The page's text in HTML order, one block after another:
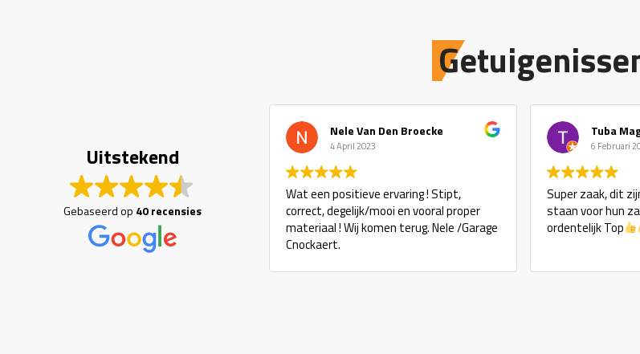
Uitstekend
Gebaseerd op 40 recensies
Nele Van Den Broecke
4 April 2023
Wat een positieve ervaring ! Stipt,
correct, degelijk/mooi en vooral proper
materiaal ! Wij komen terug. Nele /Garage
Cnockaert.
Tuba
6 Februari
Super zaak, dit
staan voor hun
ordentelijk Top